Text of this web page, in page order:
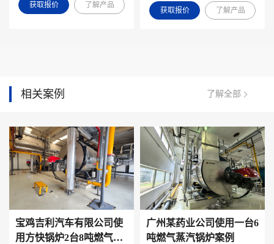
获取报价 了解产品
获取报价 了解产品
相关案例 了解全部
宝鸡吉利汽车有限公司使
用方快锅炉2台8吨燃气承
广州某药业公司使用一台6
吨燃气蒸汽锅炉案例